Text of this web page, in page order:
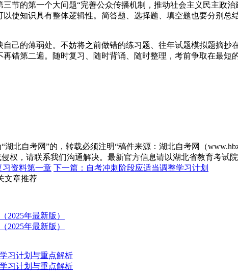
节的第一个大问题“完善公众传播机制，推动社会主义民主政
使知识具有整体逻辑性。简答题、选择题、填空题也要分别
自己的薄弱处。不妨将之前做错的练习题、往年试题模拟题摘
错第二遍。随时复习、随时背诵、随时整理，考前争取在最短
北自考网”的，转载必须注明“稿件来源：湖北自考网（
权，请联系我们沟通解决。最新官方信息请以湖北省教育考试
习资料第一章 下一篇：自考冲刺阶段应适当调整学习计划
文章推荐
2025年最新版）
2025年最新版）
习计划与重点解析
习计划与重点解析